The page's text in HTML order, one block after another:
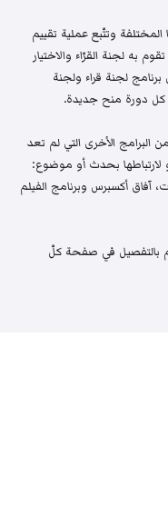
عبر برامجها المختلفة وتتّبع عملية تقييم
به لجنة القرّاء والاختيار
لجنة قراء ولجنة
دورة منح جديدة.
الأخرى التي لم تعد
لارتباطها بحدث أو موضوع:
آفاق أكسبرس وبرنامج الفيلم
بالتفصيل في صفحة كلّ